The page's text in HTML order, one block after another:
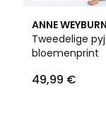
ANNE WEYBURN
Tweedelige
bloemenprint
49,99 €